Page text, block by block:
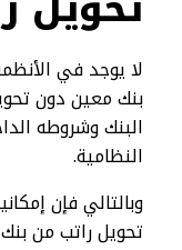
لا يوجد في
بنك معين دون
البنك وشروطه
النظامية.
وبالتالي فإن
تحويل راتب من